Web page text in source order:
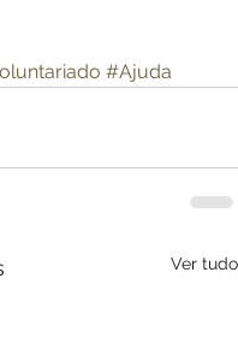
#Ajuda
Ver tudo